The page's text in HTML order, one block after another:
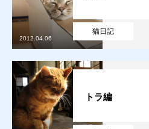
質預かり
買取り
猫日記
2012.04.06
トラ編